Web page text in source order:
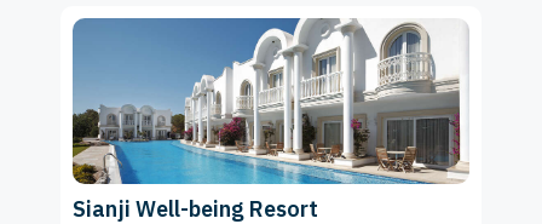
Sianji Well-being Resort